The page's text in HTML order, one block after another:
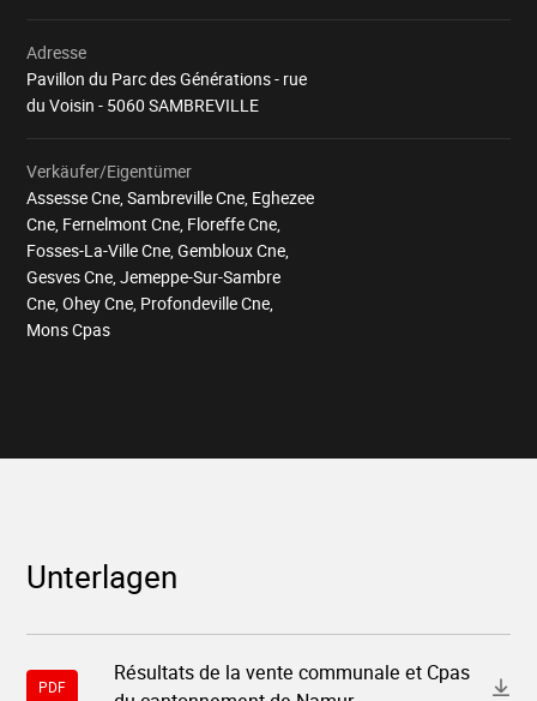
Adresse
Pavillon du Parc des Générations - rue
du Voisin - 5060 SAMBREVILLE
Verkäufer/Eigentümer
Assesse Cne, Sambreville Cne, Eghezee
Cne, Fernelmont Cne, Floreffe Cne,
Fosses-La-Ville Cne, Gembloux Cne,
Gesves Cne, Jemeppe-Sur-Sambre
Cne, Ohey Cne, Profondeville Cne,
Mons Cpas
Unterlagen
Download-
Datei
PDF
Résultats de la vente communale et Cpas